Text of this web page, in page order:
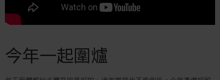
今年一起圍爐